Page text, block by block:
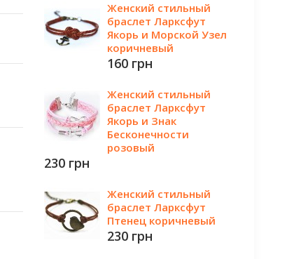
Женский стильный
браслет Ларксфут
Якорь и Морской Узел
коричневый
160 грн
Женский стильный
браслет Ларксфут
Якорь и Знак
Бесконечности
розовый
230 грн
Женский стильный
браслет Ларксфут
Птенец коричневый
230 грн